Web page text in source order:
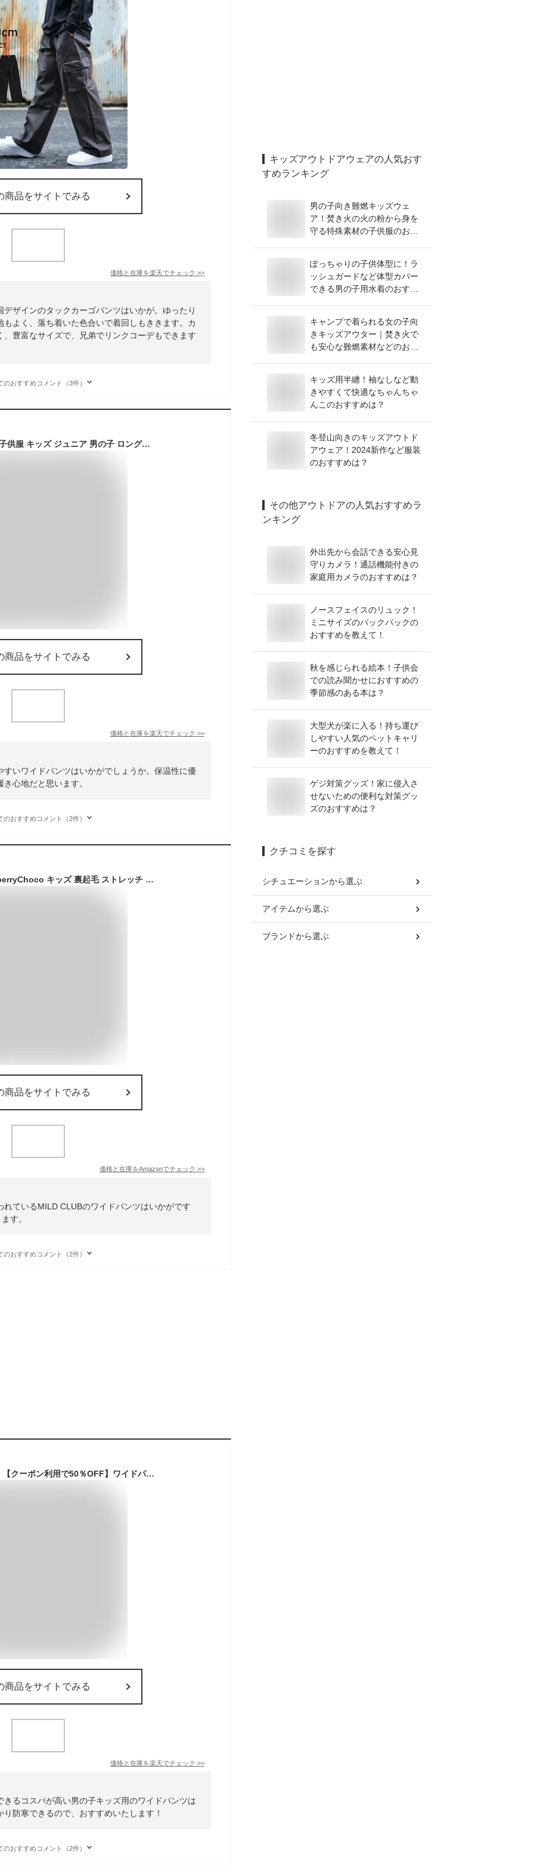
商品をサイトでみる
価格と在庫を楽天でチェック >>
ザインのタックカーゴパンツはいかが。ゆったり
よく、落ち着いた色合いで着回しもききます。カ
豊富なサイズで、兄弟でリンクコーデもできます
のおすすめコメント（3件）
裏起毛 カーゴパンツ 子供服 キッズ ジュニア 男の子 ロングパンツ 長ズボン ボトムス カジュアル アメカジ ワイドパンツ おしゃれ かっこいい 秋 冬 110 120 130 140 150 160 170cm あたたかい あったか 防寒 送料無料
商品をサイトでみる
価格と在庫を楽天でチェック >>
いワイドパンツはいかがでしょうか。保温性に優
心地だと思います。
のおすすめコメント（2件）
[MILD CLUB] StrawberryChoco キッズ 裏起毛 ストレッチ ワイドパンツ 裏シャギー ロングパンツ 長ズボン キッズ 男の子 女の子 ズボン 子供冬服 130cm 【75773】ブラウンチェック/ワイド
商品をサイトでみる
価格と在庫をAmazonでチェック >>
ているMILD CLUBのワイドパンツはいかがです
す。
のおすすめコメント（2件）
【クリアランス対象】【クーポン利用で50％OFF】ワイドパンツ ストレッチ 子供服 キッズパンツ チェック 男の子 女の子 ボトムス 長ズボン こども服 キッズ ジュニア 子供 こども 子ども 暖かい 裏起毛 オシャレ 100 110 120 130 140 150 韓国子供服
商品をサイトでみる
価格と在庫を楽天でチェック >>
るコスパが高い男の子キッズ用のワイドパンツは
防寒できるので、おすすめいたします！
のおすすめコメント（2件）
キッズアウトドアウェアの人気おす
すめランキング
男の子向き難燃キッズウェ
ア！焚き火の火の粉から身を
守る特殊素材の子供服のおす
ぽっちゃりの子供体型に！ラ
ッシュガードなど体型カバー
できる男の子用水着のおすす
キャンプで着られる女の子向
きキッズアウター｜焚き火で
も安心な難燃素材などのおす
キッズ用半纏！袖なしなど動
きやすくて快適なちゃんちゃ
んこのおすすめは？
冬登山向きのキッズアウトド
アウェア！2024新作など服装
のおすすめは？
その他アウトドアの人気おすすめラ
ンキング
外出先から会話できる安心見
守りカメラ！通話機能付きの
家庭用カメラのおすすめは？
ノースフェイスのリュック！
ミニサイズのバックパックの
おすすめを教えて！
秋を感じられる絵本！子供会
での読み聞かせにおすすめの
季節感のある本は？
大型犬が楽に入る！持ち運び
しやすい人気のペットキャリ
ーのおすすめを教えて！
ゲジ対策グッズ！家に侵入さ
せないための便利な対策グッ
ズのおすすめは？
クチコミを探す
シチュエーションから選ぶ
アイテムから選ぶ
ブランドから選ぶ